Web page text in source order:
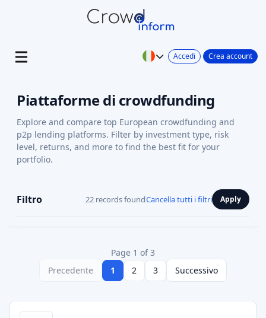
Accedi Crea account
Piattaforme di crowdfunding
Explore and compare top European crowdfunding and
p2p lending platforms. Filter by investment type, risk
level, returns, and more to find the best fit for your
portfolio.
Filtro 22 records foundCancella tutti i filtri Apply
Page 1 of 3
Precedente
1 2 3 Successivo